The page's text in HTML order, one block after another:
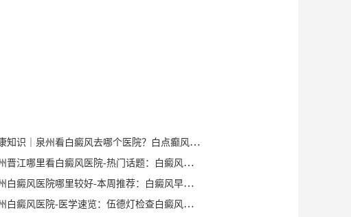
健康知识｜泉州看白癜风去哪个医院？白点癫风早期可以自愈？
泉州晋江哪里看白癜风医院-热门话题：白癜风症状有哪些？
泉州白癜风医院哪里较好-本周推荐：白癜风早期症状如何确诊？
泉州白癜风医院-医学速览：伍德灯检查白癜风症状？